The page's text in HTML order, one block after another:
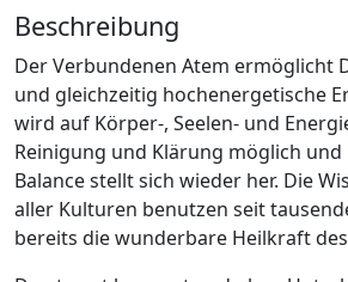
Beschreibung
Der Verbundenen Atem ermöglicht
und gleichzeitig hochenergetische
wird auf Körper-, Seelen- und
Reinigung und Klärung möglich und
Balance stellt sich wieder her. Die
aller Kulturen benutzen seit
bereits die wunderbare Heilkraft